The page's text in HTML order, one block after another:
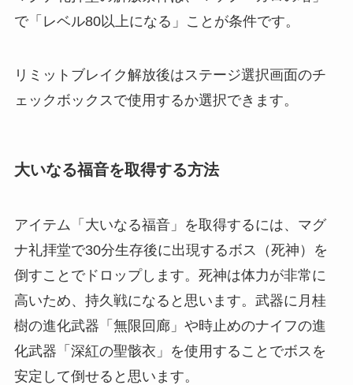
で「レベル80以上になる」ことが条件です。
リミットブレイク解放後はステージ選択画面のチ
ェックボックスで使用するか選択できます。
大いなる福音を取得する方法
アイテム「大いなる福音」を取得するには、マグ
ナ礼拝堂で30分生存後に出現するボス（死神）を
倒すことでドロップします。死神は体力が非常に
高いため、持久戦になると思います。武器に月桂
樹の進化武器「無限回廊」や時止めのナイフの進
化武器「深紅の聖骸衣」を使用することでボスを
安定して倒せると思います。